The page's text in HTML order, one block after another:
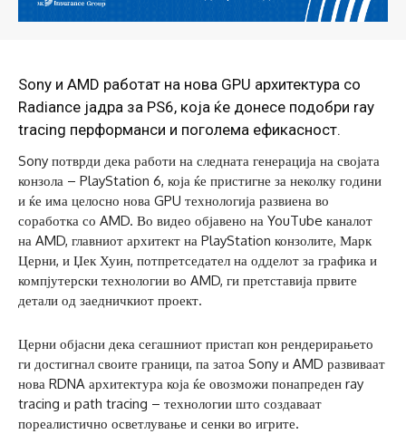
Sony и AMD работат на нова GPU архитектура со
Radiance јадра за PS6, која ќе донесе подобри ray
tracing перформанси и поголема ефикасност.
Sony потврди дека работи на следната генерација на својата
конзола – PlayStation 6, која ќе пристигне за неколку години
и ќе има целосно нова GPU технологија развиена во
соработка со AMD. Во видео објавено на YouTube каналот
на AMD, главниот архитект на PlayStation конзолите, Марк
Церни, и Џек Хуин, потпретседател на одделот за графика и
компјутерски технологии во AMD, ги претставија првите
детали од заедничкиот проект.
Церни објасни дека сегашниот пристап кон рендерирањето
ги достигнал своите граници, па затоа Sony и AMD развиваат
нова RDNA архитектура која ќе овозможи понапреден ray
tracing и path tracing – технологии што создаваат
пореалистично осветлување и сенки во игрите.